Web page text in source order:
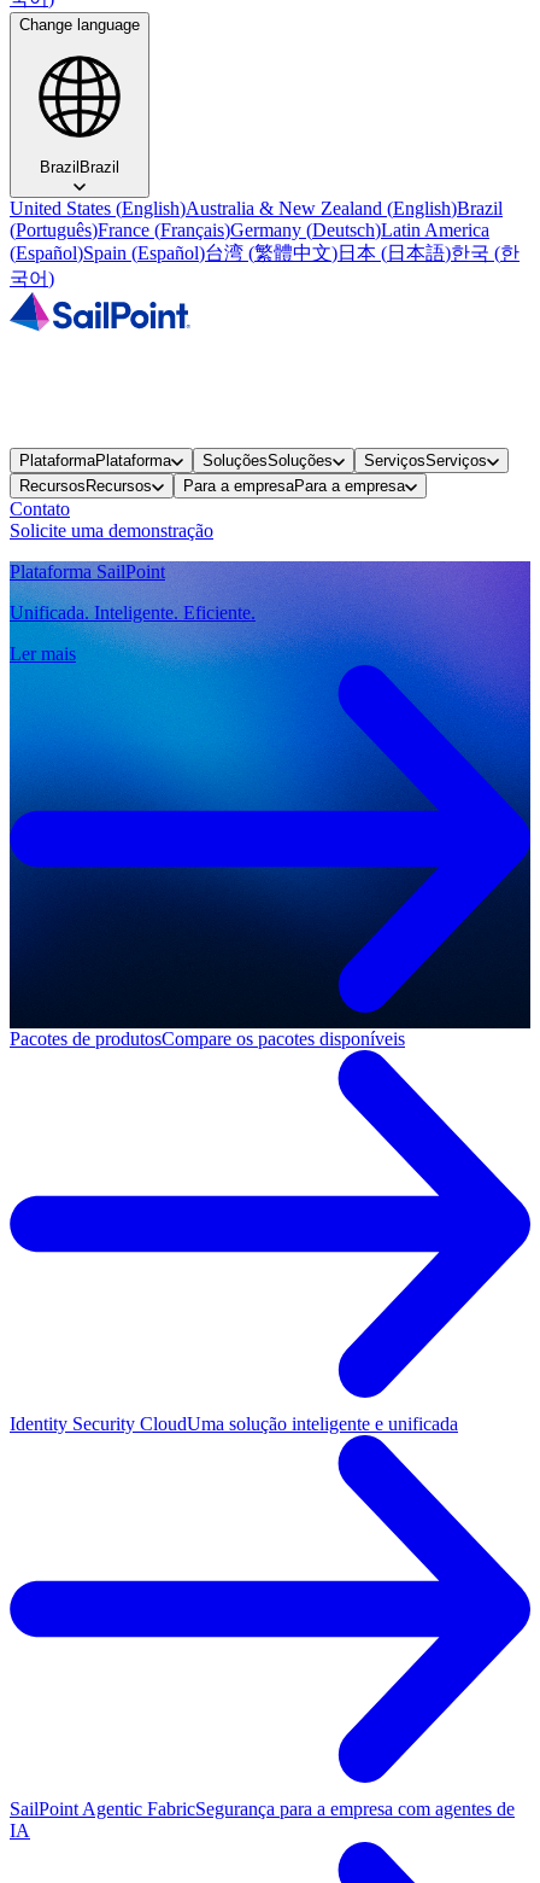
Change language
BrazilBrazil
United States (English)Australia & New Zealand (English)Brazil
(Português)France (Français)Germany (Deutsch)Latin America
(Español)Spain (Español)台湾 (繁體中文)日本 (日本語)한국 (한
국어)
PlataformaPlataforma SoluçõesSoluções ServiçosServiços
Recursos Recursos Para a empresaPara a empresa
Contato
Solicite uma demonstração
Plataforma SailPoint
Unificada. Inteligente. Eficiente.
Ler mais
Pacotes de produtosCompare os pacotes disponíveis
Identity Security CloudUma solução inteligente e unificada
SailPoint Agentic FabricSegurança para a empresa com agentes de
IA